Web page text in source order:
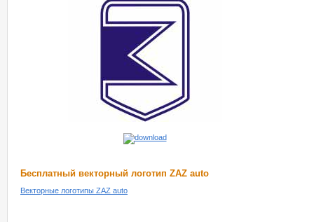
Бесплатный векторный логотип ZAZ auto
Векторные логотипы ZAZ auto